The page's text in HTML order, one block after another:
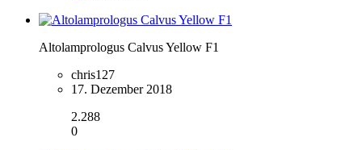
Altolamprologus Calvus Yellow F1
chris127
17. Dezember 2018
2.288
0